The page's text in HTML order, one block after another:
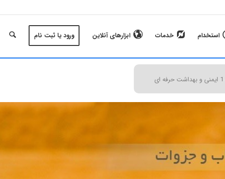
استخدام خدمات ابزارهای آنلاین ورود یا ثبت نام